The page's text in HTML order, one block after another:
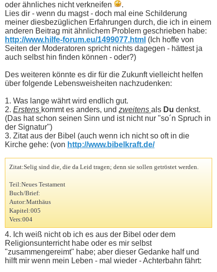
oder ähnliches nicht verkneifen
.
Lies dir - wenn du magst - doch mal eine Schilderung
meiner diesbezüglichen Erfahrungen durch, die ich in einem
anderen Beitrag mit ähnlichem Problem geschrieben habe:
http://www.hilfe-forum.eu/1499077.html (Ich hoffe von
Seiten der Moderatoren spricht nichts dagegen - hättest ja
auch selbst hin finden können - oder?)
Des weiteren könnte es dir für die Zukunft vielleicht helfen
über folgende Lebensweisheiten nachzudenken:
1. Was lange währt wird endlich gut.
2. Erstens kommt es anders, und zweitens als Du denkst.
(Das hat schon seinen Sinn und ist nicht nur "so´n Spruch in
der Signatur")
3. Zitat aus der Bibel (auch wenn ich nicht so oft in die
Kirche gehe: (von http://www.bibelkraft.de/
Zitat:Selig sind die, die da Leid tragen; denn sie sollen getröstet werden.
Teil:Neues Testament
Buch/Brief:
Autor:Matthäus
Kapitel:005
Vers:004
4. Ich weiß nicht ob ich es aus der Bibel oder dem
Religionsunterricht habe oder es mir selbst
"zusammengereimt" habe; aber dieser Gedanke half und
hilft mir wenn mein Leben - mal wieder - Achterbahn fährt: